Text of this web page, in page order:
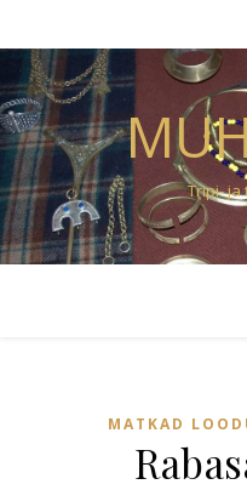
Tripi- ja
MATKAD